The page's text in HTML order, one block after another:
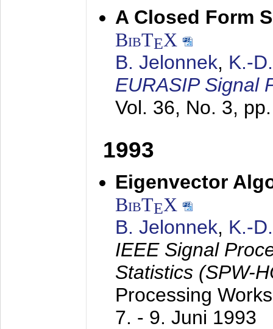
A Closed Form
BibTEX
B. Jelonnek, K.-
EURASIP Signal
Vol. 36, No. 3,
1993
Eigenvector
BibTEX
B. Jelonnek, K.-
IEEE Signal
Statistics (SPW-
Processing
7. - 9. Juni 1993